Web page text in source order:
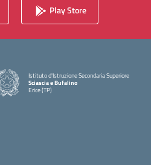
Play Store
Istituto d'Istruzione Secondaria Superiore
Sciascia e Bufalino
Erice (TP)